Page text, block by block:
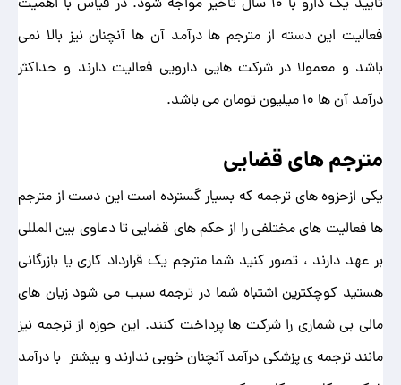
فعالیت این دسته از مترجم ها درآمد آن ها آنچنان نیز بالا نمی
باشد و معمولا در شرکت هایی دارویی فعالیت دارند و حداکثر
درآمد آن ها 10 میلیون تومان می باشد.
مترجم های قضایی
یکی ازحزوه های ترجمه که بسیار گسترده است این دست از مترجم
ها فعالیت های مختلفی را از حکم های قضایی تا دعاوی بین المللی
بر عهد دارند ، تصور کنید شما مترجم یک قرارداد کاری یا بازرگانی
هستید کوچکترین اشتباه شما در ترجمه سبب می شود زیان های
مالی بی شماری را شرکت ها پرداخت کنند. این حوزه از ترجمه نیز
مانند ترجمه ی پزشکی درآمد آنچنان خوبی ندارند و بیشتر با درآمد